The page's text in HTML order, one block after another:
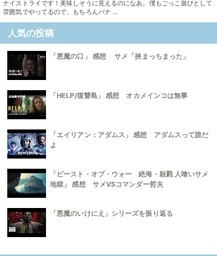
ナイストライです！美味しそうに見えるのになあ。僕もごっこ遊びとして
雰囲気でやってるので、もちろんバナ ...
人気の投稿
「悪魔の口」 感想 サメ「挟まっちまった」
「HELP/復讐島」 感想 オカメインコは無事
「エイリアン：アダムス」 感想 アダムスって誰だ
よ
「ビースト・オブ・ウォー 絶海・殺戮 人喰いサメ
地獄」 感想 サメVSコマンダー哲夫
「悪魔のいけにえ」シリーズを振り返る